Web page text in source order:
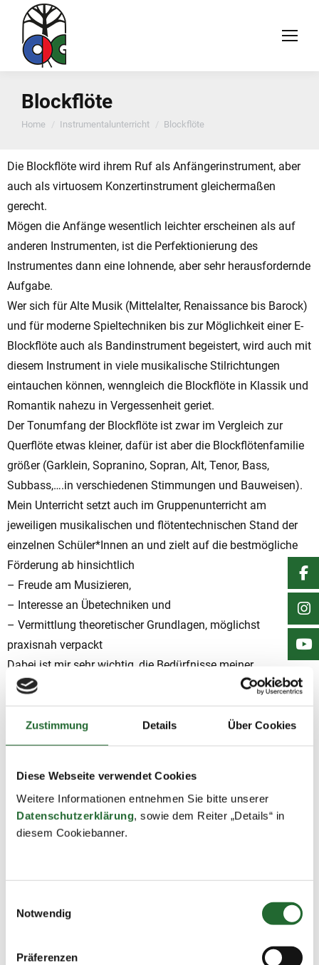
Zustimmung Details Über Cookies
Diese Webseite verwendet Cookies
Weitere Informationen entnehmen Sie bitte unserer
Datenschutzerklärung, sowie dem Reiter „Details“ in
diesem Cookiebanner.
Notwendig
Präferenzen
Blockflöte
You are here:
Home Instrumentalunterricht Blockflöte
Die Blockflöte wird ihrem Ruf als Anfängerinstrument, aber
auch als virtuosem Konzertinstrument gleichermaßen
gerecht.
Mögen die Anfänge wesentlich leichter erscheinen als auf
anderen Instrumenten, ist die Perfektionierung des
Instrumentes dann eine lohnende, aber sehr herausfordernde
Aufgabe.
Wer sich für Alte Musik (Mittelalter, Renaissance bis Barock)
und für moderne Spieltechniken bis zur Möglichkeit einer E-
Blockflöte auch als Bandinstrument begeistert, wird auch mit
diesem Instrument in viele musikalische Stilrichtungen
eintauchen können, wenngleich die Blockflöte in Klassik und
Romantik nahezu in Vergessenheit geriet.
Der Tonumfang der Blockflöte ist zwar im Vergleich zur
Querflöte etwas kleiner, dafür ist aber die Blockflötenfamilie
größer (Garklein, Sopranino, Sopran, Alt, Tenor, Bass,
Subbass,….in verschiedenen Stimmungen und Bauweisen).
Mein Unterricht setzt auch im Gruppenunterricht am
jeweiligen musikalischen und flötentechnischen Stand der
einzelnen Schüler*Innen an und zielt auf die bestmögliche
Förderung ab hinsichtlich
– Freude am Musizieren,
– Interesse an Übetechniken und
– Vermittlung theoretischer Grundlagen, möglichst
praxisnah verpackt
Dabei ist mir sehr wichtig, die Bedürfnisse meiner
Schüler*Innen, die sich aus deren aktueller Lebens- und
Lernsituationen ergeben, zu berücksichtigen.